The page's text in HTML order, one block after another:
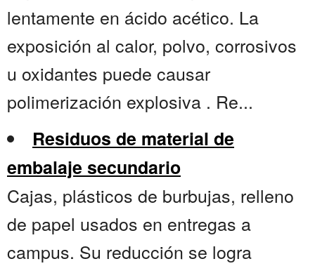
lentamente en ácido acético. La
exposición al calor, polvo, corrosivos
u oxidantes puede causar
polimerización explosiva . Re...
Residuos de material de
embalaje secundario
Cajas, plásticos de burbujas, relleno
de papel usados en entregas a
campus. Su reducción se logra